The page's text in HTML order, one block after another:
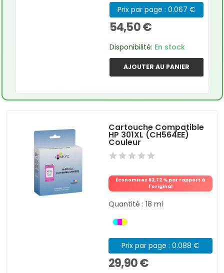
Prix par page : 0.067 €
54,50 €
Disponibilité: En stock
AJOUTER AU PANIER
Cartouche Compatible
HP 301XL (CH564EE)
Couleur
Économisez 82,72 % par rapport à
l'original
Quantité : 18 ml
Prix par page : 0.088 €
29,90 €